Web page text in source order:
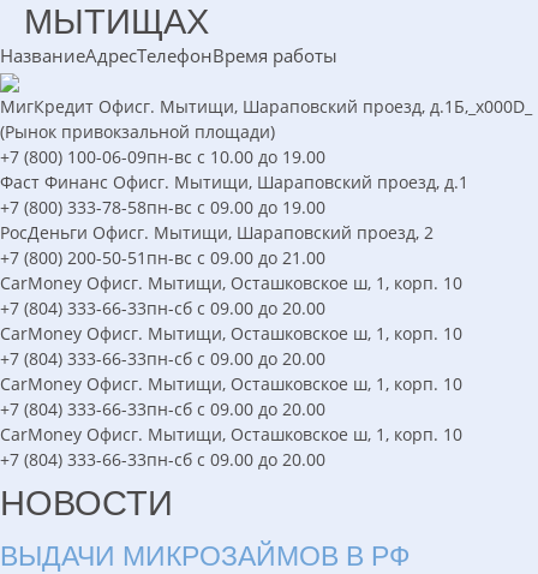
МЫТИЩАХ
НазваниеАдресТелефонВремя работы
МигКредит Офисг. Мытищи, Шараповский проезд, д.1Б,_x000D_
(Рынок привокзальной площади)
+7 (800) 100-06-09пн-вс с 10.00 до 19.00
Фаст Финанс Офисг. Мытищи, Шараповский проезд, д.1
+7 (800) 333-78-58пн-вс с 09.00 до 19.00
РосДеньги Офисг. Мытищи, Шараповский проезд, 2
+7 (800) 200-50-51 пн-вс с 09.00 до 21.00
CarMoney Офисг. Мытищи, Осташковское ш, 1, корп. 10
+7 (804) 333-66-33пн-сб с 09.00 до 20.00
CarMoney Офисг. Мытищи, Осташковское ш, 1, корп. 10
+7 (804) 333-66-33пн-сб с 09.00 до 20.00
CarMoney Офисг. Мытищи, Осташковское ш, 1, корп. 10
+7 (804) 333-66-33пн-сб с 09.00 до 20.00
CarMoney Офисг. Мытищи, Осташковское ш, 1, корп. 10
+7 (804) 333-66-33пн-сб с 09.00 до 20.00
НОВОСТИ
ВЫДАЧИ МИКРОЗАЙМОВ В РФ